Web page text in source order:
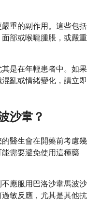
重的副作用。這些包括
部或喉嚨腫脹，或嚴重
是在年輕患者中。如果
亂或情緒變化，請立即
沙韋？
醫生會在開藥前考慮幾
需要避免使用這種藥
應服用巴洛沙韋馬波沙
敏反應，尤其是其他抗